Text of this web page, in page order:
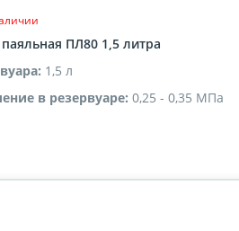
ПЛ80 1,5 литра
1,5 л
в резервуаре: 0,25 - 0,35 МПа